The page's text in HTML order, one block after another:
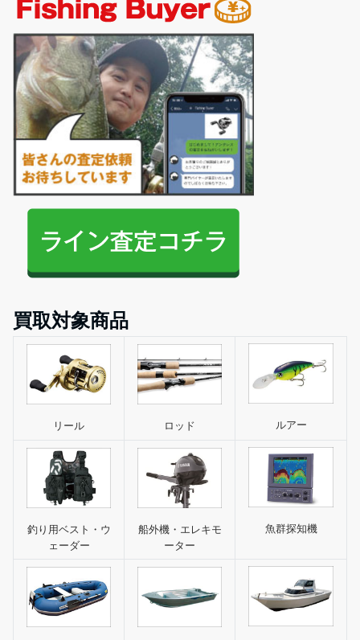
買取対象商品
リール ロッド ルアー
釣り用ベスト・ウ
ェーダー
船外機・エレキモ
ーター
魚群探知機